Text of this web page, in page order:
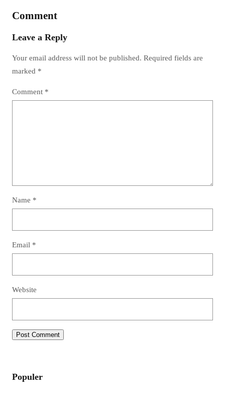
Comment
Leave a Reply
Your email address will not be published. Required fields are
marked *
Comment *
Name *
Email *
Website
Populer